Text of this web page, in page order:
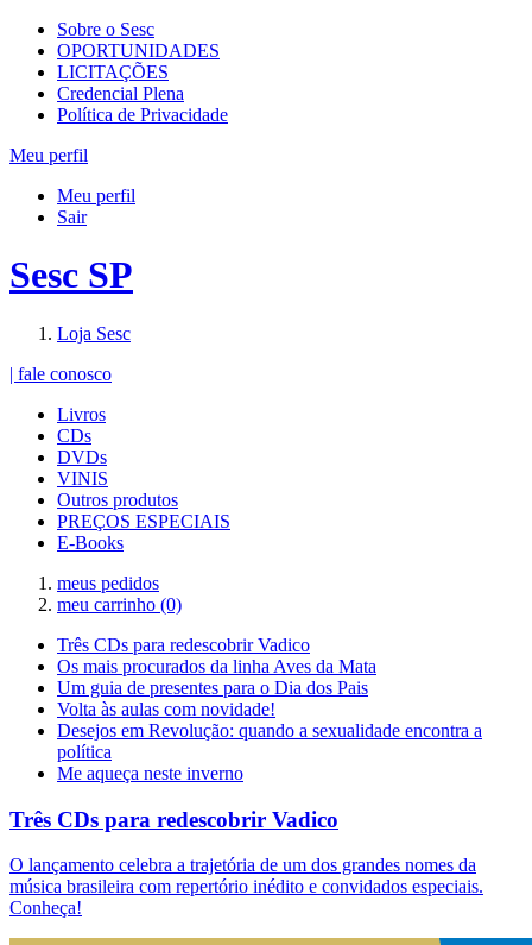
Sobre o Sesc
OPORTUNIDADES
LICITAÇÕES
Credencial Plena
Política de Privacidade
Meu perfil
Meu perfil
Sair
Sesc SP
Loja Sesc
| fale conosco
Livros
CDs
DVDs
VINIS
Outros produtos
PREÇOS ESPECIAIS
E-Books
meus pedidos
meu carrinho (0)
Três CDs para redescobrir Vadico
Os mais procurados da linha Aves da Mata
Um guia de presentes para o Dia dos Pais
Volta às aulas com novidade!
Desejos em Revolução: quando a sexualidade encontra a
política
Me aqueça neste inverno
Três CDs para redescobrir Vadico
O lançamento celebra a trajetória de um dos grandes nomes da
música brasileira com repertório inédito e convidados especiais.
Conheça!